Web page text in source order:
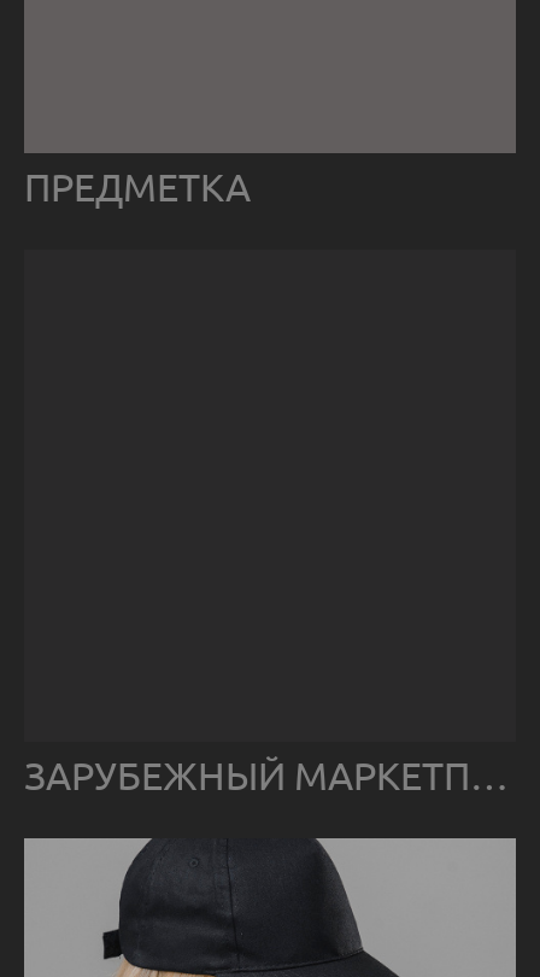
ПРЕДМЕТКА
ЗАРУБЕЖНЫЙ МАРКЕТПЛЕЙС